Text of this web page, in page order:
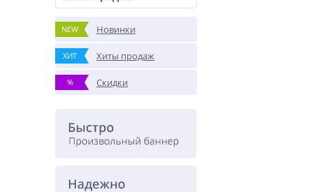
NEW Новинки
ХИТ Хиты продаж
% Скидки